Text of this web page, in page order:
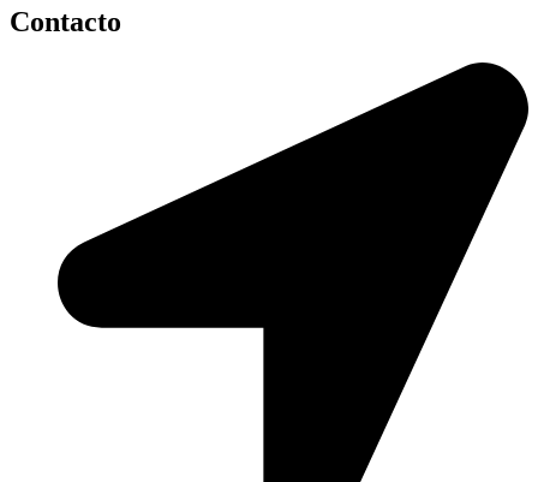
Contacto